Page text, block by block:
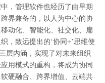
，管理软件也经历了由早期
界兼备的，以人为中心的协
动化、智能化、社交化、扁
，致远提出的‘协同+’思维便
层内涵，实现了对未来组织
用模式的重构，将成为协同
硬融合、跨界增值、云端共